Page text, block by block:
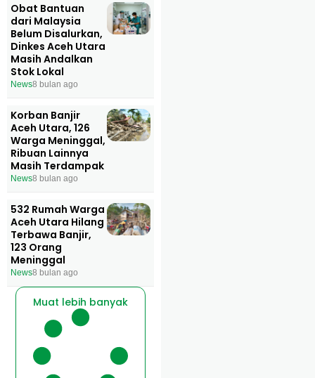
Obat Bantuan
dari Malaysia
Belum Disalurkan,
Dinkes Aceh Utara
Masih Andalkan
Stok Lokal
News8 bulan ago
Korban Banjir
Aceh Utara, 126
Warga Meninggal,
Ribuan Lainnya
Masih Terdampak
News8 bulan ago
532 Rumah Warga
Aceh Utara Hilang
Terbawa Banjir,
123 Orang
Meninggal
News8 bulan ago
Muat lebih banyak